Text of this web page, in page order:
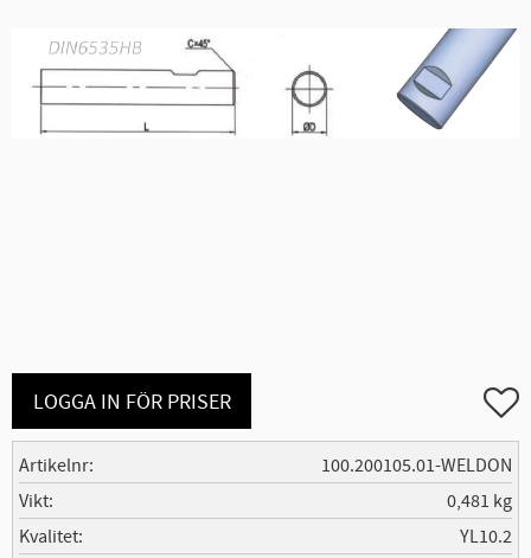
LOGGA IN FÖR PRISER Lägg
Artikelnr
100.200105.01-WELDON
Vikt
0,481 kg
Kvalitet
YL10.2